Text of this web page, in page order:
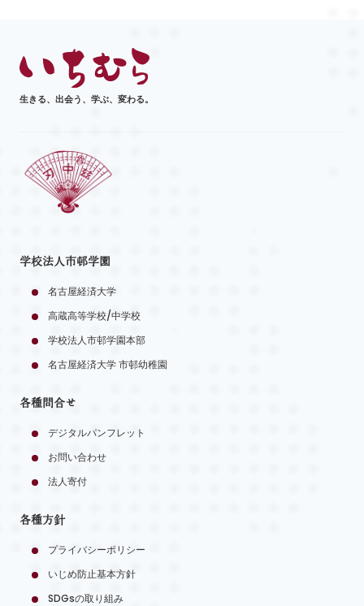
生きる、出会う、学ぶ、変わる。
学校法人市邨学園
名古屋経済大学
高蔵高等学校/中学校
学校法人市邨学園本部
名古屋経済大学 市邨幼稚園
各種問合せ
デジタルパンフレット
お問い合わせ
法人寄付
各種方針
プライバシーポリシー
いじめ防止基本方針
SDGsの取り組み